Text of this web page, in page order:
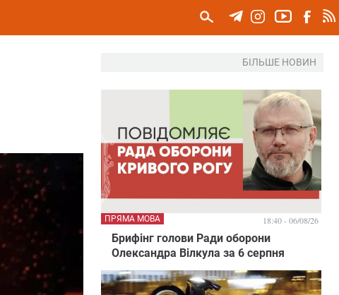
БІЛЬШЕ НОВИН
Брифінг голови Ради оборони
Олександра Вілкула за 6 серпня
ПРЯМА МОВА 18:40 - 06/08/26